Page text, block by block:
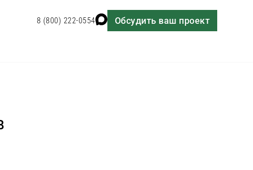
8 (800) 222-0554 Обсудить ваш проект